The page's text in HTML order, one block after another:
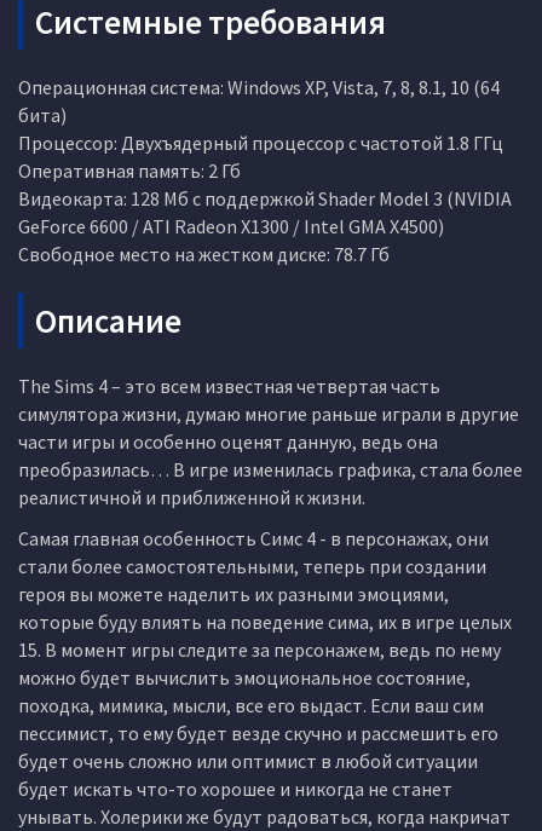
Системные требования
Операционная система: Windows XP, Vista, 7, 8, 8.1, 10 (64
бита)
Процессор: Двухъядерный процессор с частотой 1.8 ГГц
Оперативная память: 2 Гб
Видеокарта: 128 Мб с поддержкой Shader Model 3 (NVIDIA
GeForce 6600 / ATI Radeon X1300 / Intel GMA X4500)
Свободное место на жестком диске: 78.7 Гб
Описание
The Sims 4 – это всем известная четвертая часть
симулятора жизни, думаю многие раньше играли в другие
части игры и особенно оценят данную, ведь она
преобразилась… В игре изменилась графика, стала более
реалистичной и приближенной к жизни.
Самая главная особенность Симс 4 - в персонажах, они
стали более самостоятельными, теперь при создании
героя вы можете наделить их разными эмоциями,
которые буду влиять на поведение сима, их в игре целых
15. В момент игры следите за персонажем, ведь по нему
можно будет вычислить эмоциональное состояние,
походка, мимика, мысли, все его выдаст. Если ваш сим
пессимист, то ему будет везде скучно и рассмешить его
будет очень сложно или оптимист в любой ситуации
будет искать что-то хорошее и никогда не станет
унывать. Холерики же будут радоваться, когда накричат